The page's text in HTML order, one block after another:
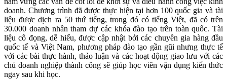
doanh. Chương trình đã được thực hiện tại hơn 100 quốc gia và tài
liệu được dịch ra 50 thứ tiếng, trong đó có tiếng Việt, đã có trên
30.000 doanh nhân tham dự các khóa đào tạo trên toàn quốc. Tài
liệu cô đọng, dễ hiểu, được cập nhật bởi các chuyên gia hàng đầu
quốc tế và Việt Nam, phương pháp đào tạo gần gũi nhưng thực tế
với các bài thực hành, thảo luận và các hoạt động giao lưu với các
chủ doanh nghiệp thành công sẽ giúp học viên vận dụng kiến thức
ngay sau khi học.